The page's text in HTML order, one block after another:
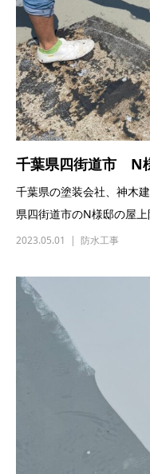
千葉県四街道市 N
千葉県の塗装会社、神木
県四街道市のN様邸の屋
2023.05.01 防水工事